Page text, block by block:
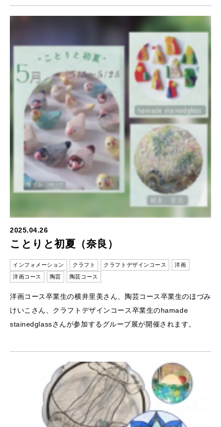
2025.04.26
ことりと初夏（奈良）
インフォメーション クラフト クラフトデザインコース
洋画
洋画コース
陶芸 陶芸コース
洋画コース卒業生の横井里美さん、陶芸コース卒業生のほづみ
けいこさん、クラフトデザインコース卒業生のhamade
stainedglassさんが参加するグループ展が開催されます。